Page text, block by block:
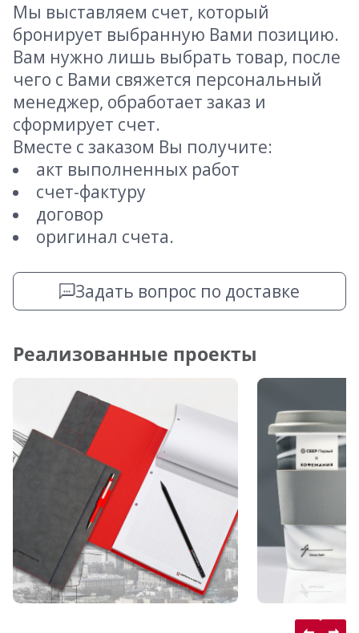
Мы выставляем счет, который
бронирует выбранную Вами позицию.
Вам нужно лишь выбрать товар, после
чего с Вами свяжется персональный
менеджер, обработает заказ и
сформирует счет.
Вместе с заказом Вы получите:
акт выполненных работ
счет-фактуру
договор
оригинал счета.
Задать вопрос по доставке
Реализованные проекты